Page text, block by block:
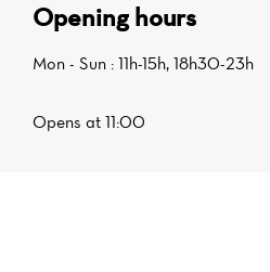
Opening hours
Mon - Sun : 11h-15h, 18h30-23h
Opens at 11:00